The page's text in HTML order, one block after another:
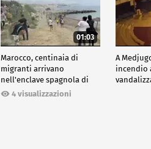
01:03
Marocco, centinaia di
migranti arrivano
nell'enclave spagnola di
Ceuta4 visualizzazioni
A
incendio